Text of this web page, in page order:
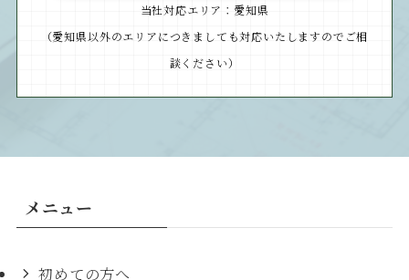
当社対応エリア：愛知県
（愛知県以外のエリアにつきましても対応いたしますのでご相
談ください）
メニュー
初めての方へ